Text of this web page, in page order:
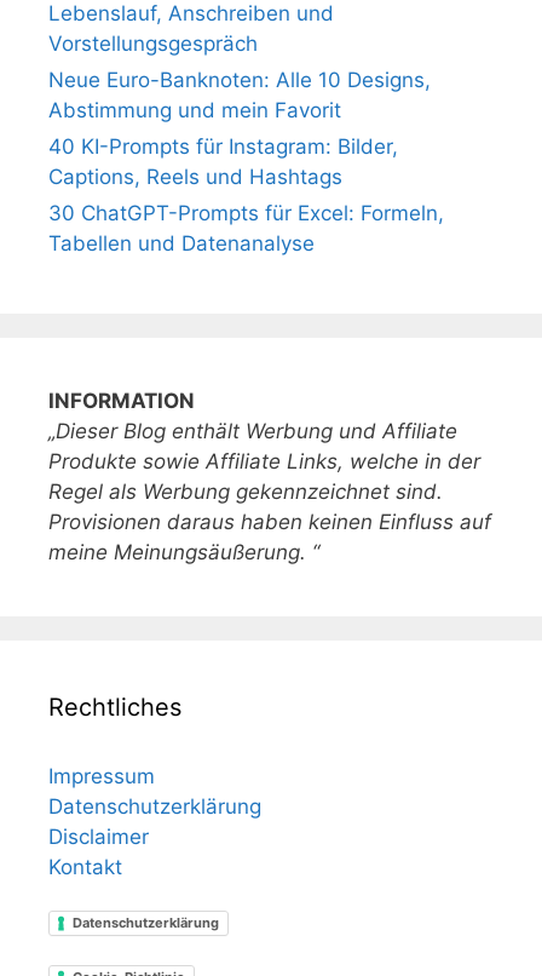
Lebenslauf, Anschreiben und
Vorstellungsgespräch
Neue Euro-Banknoten: Alle 10 Designs,
Abstimmung und mein Favorit
40 KI-Prompts für Instagram: Bilder,
Captions, Reels und Hashtags
30 ChatGPT-Prompts für Excel: Formeln,
Tabellen und Datenanalyse
INFORMATION
„Dieser Blog enthält Werbung und Affiliate
Produkte sowie Affiliate Links, welche in der
Regel als Werbung gekennzeichnet sind.
Provisionen daraus haben keinen Einfluss auf
meine Meinungsäußerung. “
Rechtliches
Impressum
Datenschutzerklärung
Disclaimer
Kontakt
Datenschutzerklärung